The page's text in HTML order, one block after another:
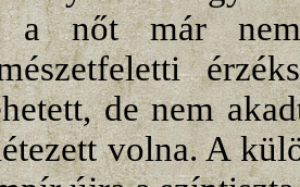
a nőt már nem
de nem
volna. A